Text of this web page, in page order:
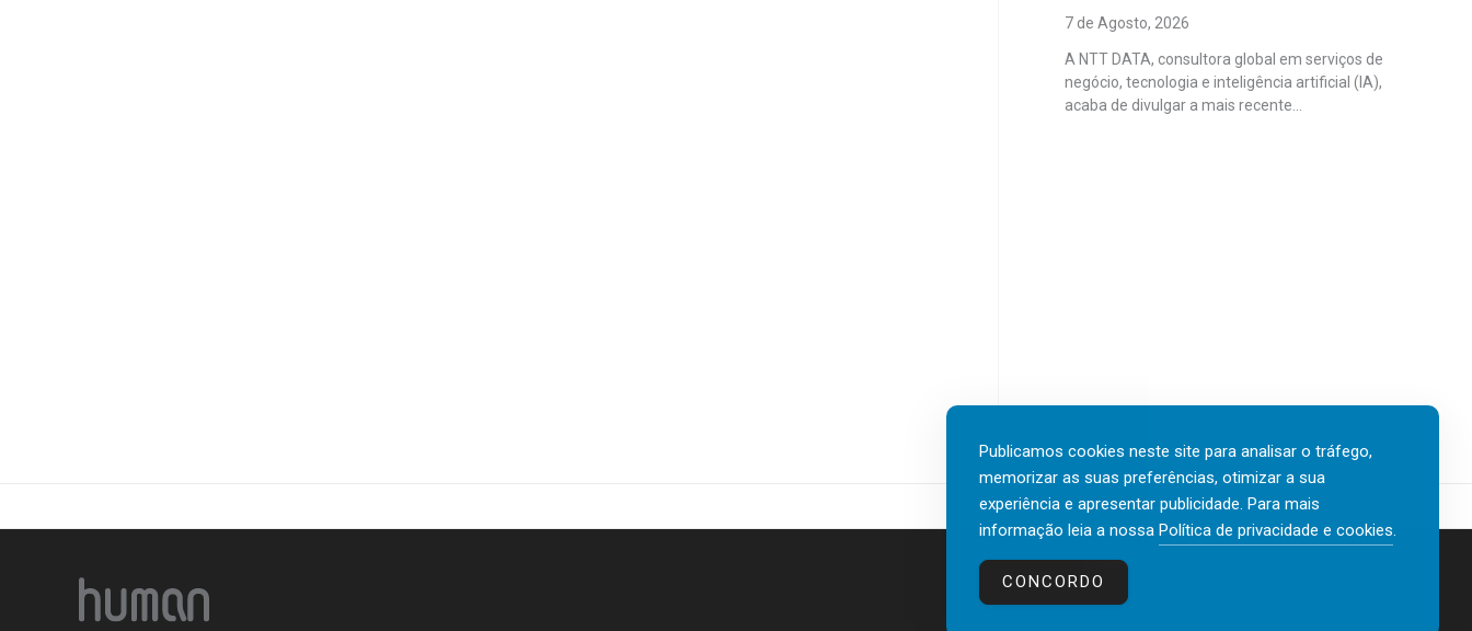
7 de Agosto, 2026
A NTT DATA, consultora global em serviços de
negócio, tecnologia e inteligência artificial (IA),
acaba de divulgar a mais recente...
Contactos
Publicamos cookies neste site para analisar o tráfego,
memorizar as suas preferências, otimizar a sua
experiência e apresentar publicidade. Para mais
informação leia a nossa Política de privacidade e cookies.
CONCORDO